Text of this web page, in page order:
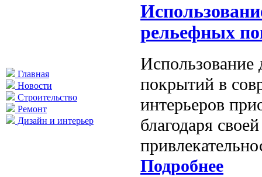
Главная
Новости
Строительство
Ремонт
Дизайн и интерьер
рельефных
Использование
покрытий в
интерьеров
благодаря
Подробнее